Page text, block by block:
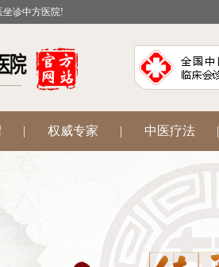
坐诊中方医院!
| 权威专家 | 中医疗法 |
腋臭狐臭